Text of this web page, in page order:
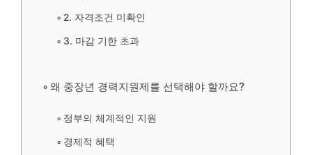
2. 자격조건 미확인
3. 마감 기한 초과
왜 중장년 경력지원제를 선택해야 할까요?
정부의 체계적인 지원
경제적 혜택